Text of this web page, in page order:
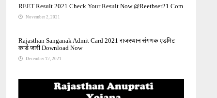
REET Result 2021 Check Your Result Now @Reetbser21.Com
November 2, 2021
Rajasthan Sanganak Admit Card 2021 राजस्थान संगणक एडमिट
कार्ड जारी Download Now
December 12, 2021